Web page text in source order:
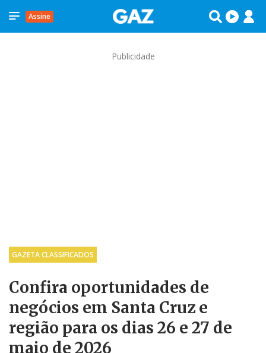
Assine
Publicidade
GAZETA CLASSIFICADOS
Confira oportunidades de
negócios em Santa Cruz e
região para os dias 26 e 27 de
maio de 2026